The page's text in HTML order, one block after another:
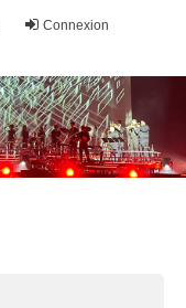
Connexion